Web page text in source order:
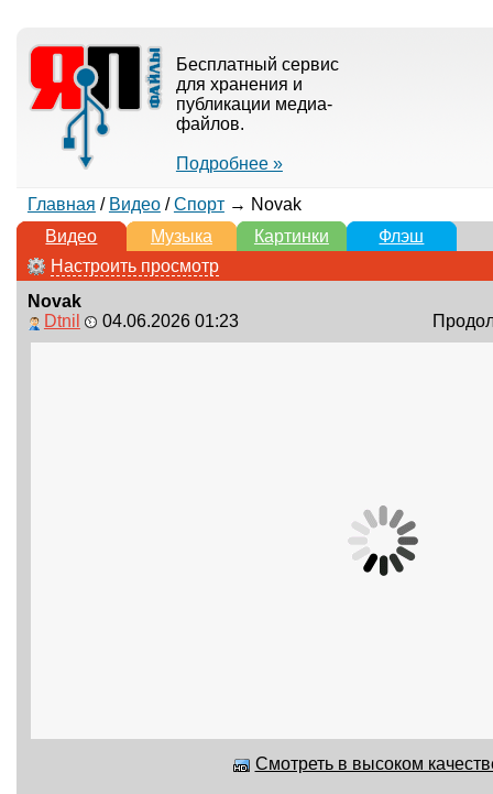
Бесплатный сервис
для хранения и
публикации медиа-
файлов.
Подробнее »
Главная / Видео/Спорт→ Novak
Видео
Музыка Картинки
Флэш
Настроить просмотр
Novak
Dtnil
04.06.2026 01:23
Смотреть в высоком